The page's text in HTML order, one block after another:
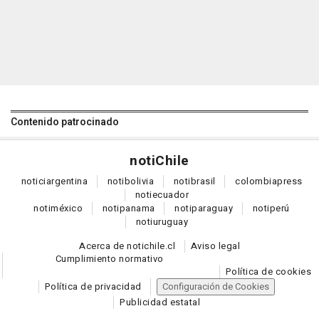
Contenido patrocinado
notiChile
noticiargentina notibolivia notibrasil colombiapress
notiecuador
notiméxico notipanama notiparaguay notiperú
notiuruguay
Acerca de notichile.cl
Aviso legal
Cumplimiento normativo
Política de cookies
Política de privacidad
Configuración de Cookies
Publicidad estatal